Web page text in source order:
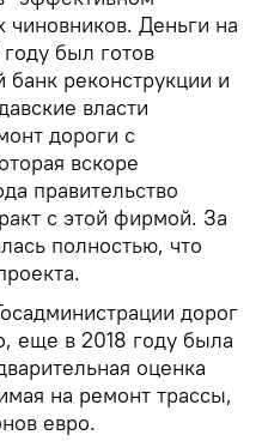
Деньги на
был готов
банк реконструкции и
власти
дороги с
вскоре
правительство
с этой фирмой. За
полностью, что
дорог
еще в 2018 году была
оценка
на ремонт трассы,
евро.